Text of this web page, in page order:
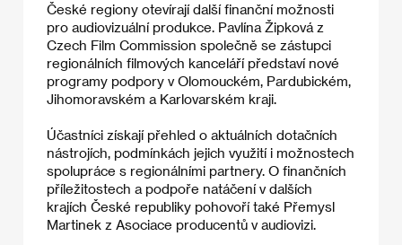
České regiony otevírají další finanční možnosti
pro audiovizuální produkce. Pavlína Žipková z
Czech Film Commission společně se zástupci
regionálních filmových kanceláří představí nové
programy podpory v Olomouckém, Pardubickém,
Jihomoravském a Karlovarském kraji.
Účastníci získají přehled o aktuálních dotačních
nástrojích, podmínkách jejich využití i možnostech
spolupráce s regionálními partnery. O finančních
příležitostech a podpoře natáčení v dalších
krajích České republiky pohovoří také Přemysl
Martinek z Asociace producentů v audiovizi.